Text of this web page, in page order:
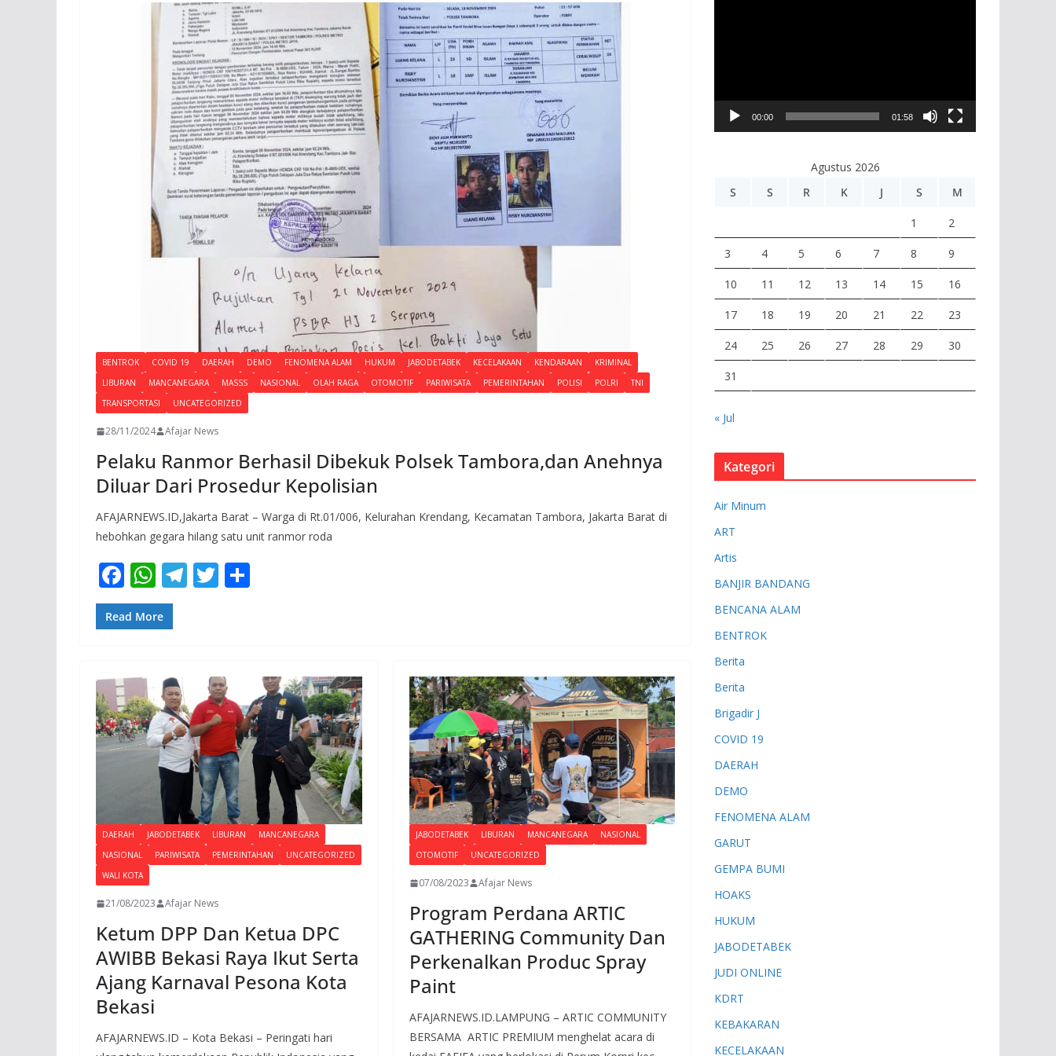
BENTROK COVID 19 DAERAH DEMO FENOMENA ALAM HUKUM JABODETABEK KECELAKAAN KENDARAAN
KRIMINAL
LIBURAN
MANCANEGARA MASSS NASIONAL OLAH RAGA OTOMOTIF PARIWISATA PEMERINTAHAN POLISI POLRI
TNI
TRANSPORTASI
UNCATEGORIZED
28/11/2024 Afajar News
Pelaku Ranmor Berhasil Dibekuk Polsek Tambora,dan Anehnya
Diluar Dari Prosedur Kepolisian
AFAJARNEWS.ID,Jakarta Barat – Warga di Rt.01/006, Kelurahan Krendang, Kecamatan Tambora, Jakarta Barat di
hebohkan gegara hilang satu unit ranmor roda
F
ac
e
o
o
k
W
h
at
A
p
p
T
m
T
Read More
DAERAH JABODETABEK LIBURAN
MANCANEGARA
NASIONAL
PARIWISATA PEMERINTAHAN
UNCATEGORIZED
WALI KOTA
21/08/2023 Afajar News
Ketum DPP Dan Ketua DPC
AWIBB Bekasi Raya Ikut Serta
Ajang Karnaval Pesona Kota
Bekasi
AFAJARNEWS.ID – Kota Bekasi – Peringati hari
JABODETABEK LIBURAN MANCANEGARA
NASIONAL
OTOMOTIF
UNCATEGORIZED
07/08/2023 Afajar News
Program Perdana ARTIC
GATHERING Community Dan
Perkenalkan Produc Spray
Paint
AFAJARNEWS.ID.LAMPUNG – ARTIC COMMUNITY
BERSAMA ARTIC PREMIUM menghelat acara di
V
00:00 01:58
Agustus 2026
S
S R K J S M
1 2
3 4 5 6 7 8 9
10 11 12 13 14 15 16
17 18 19 20 21 22 23
24 25 26 27 28 29 30
31
« Jul
Kategori
Air Minum
ART
Artis
BANJIR BANDANG
BENCANA ALAM
BENTROK
Berita
Berita
Brigadir J
COVID 19
DAERAH
DEMO
FENOMENA ALAM
GARUT
GEMPA BUMI
HOAKS
HUKUM
JABODETABEK
JUDI ONLINE
KDRT
KEBAKARAN
KECELAKAAN